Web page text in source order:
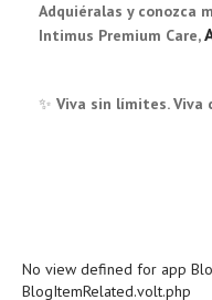
Adquiéralas y conozca
Intimus Premium Care,
✨ Viva sin límites. Viva
No view defined for app
BlogItemRelated.volt.php